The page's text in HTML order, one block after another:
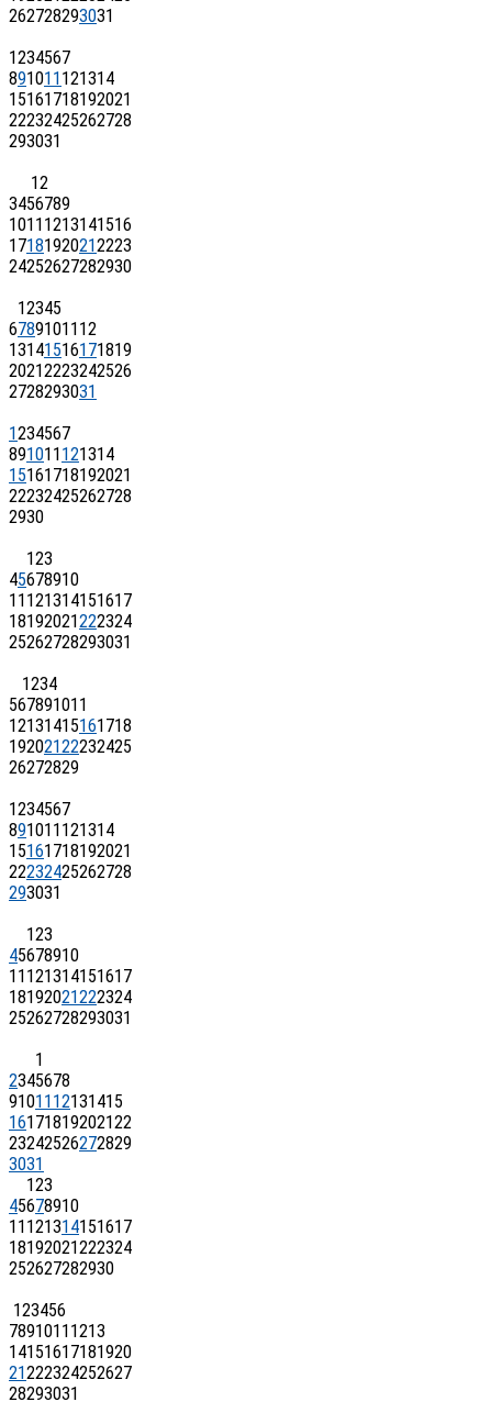
262728293031
1234567
891011 121314
15161718192021
22232425262728
293031
12
3456789
1011 1213141516
17181920212223
24252627282930
12345
67891011 12
13141516171819
20212223242526
2728293031
1234567
891011 121314
15161718192021
22232425262728
2930
123
45678910
11 121314151617
18192021222324
25262728293031
1234
567891011
12131415161718
19202122232425
26272829
1234567
891011 121314
15161718192021
22232425262728
293031
123
45678910
11 121314151617
18192021222324
25262728293031
1
2345678
91011 12131415
16171819202122
23242526272829
3031
123
45678910
11 121314151617
18192021222324
252627282930
123456
7891011 1213
14151617181920
21222324252627
28293031